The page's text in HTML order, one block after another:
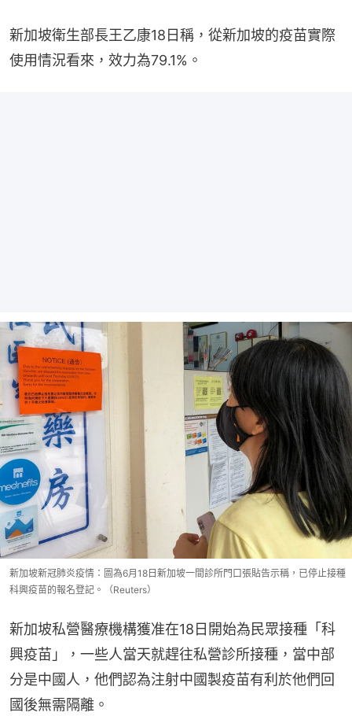
新加坡衛生部長王乙康18日稱，從新加坡的疫苗實際
使用情況看來，效力為79.1%。
新加坡新冠肺炎疫情：圖為6月18日新加坡一間診所門口張貼告示稱，已停止接種
科興疫苗的報名登記。（Reuters）
新加坡私營醫療機構獲准在18日開始為民眾接種「科
興疫苗」，一些人當天就趕往私營診所接種，當中部
分是中國人，他們認為注射中國製疫苗有利於他們回
國後無需隔離。